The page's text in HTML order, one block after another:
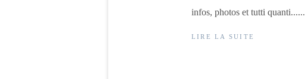
infos, photos et tutti quanti......
LIRE LA SUITE